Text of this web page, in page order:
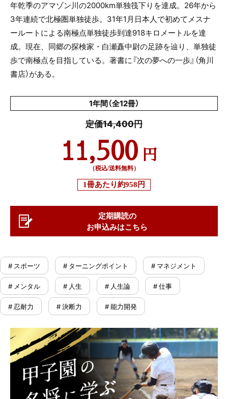
年乾季のアマゾン川の2000km単独筏下りを達成。 26年から
3年連続で北極圏単独徒歩。 31年1月日本人で初めてメスナ
ールートによる南極点単独徒歩到達918キロメートルを達
成。現在、同郷の探検家・白瀬矗中尉の足跡を辿り、単独徒
歩で南極点を目指している。著書に『次の夢への一歩』（角川
書店）がある。
1年間（全12冊）
定価14,400円
11,500 円
（税込/送料無料）
1冊あたり約958円
定期購読の
お申込みはこちら
# スポーツ # ターニングポイント # マネジメント
# メンタル # 人生 # 人生論 # 仕事
# 忍耐力 # 決断力 # 能力開発